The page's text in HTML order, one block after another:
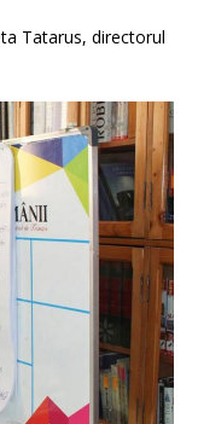
Tatarus, directorul